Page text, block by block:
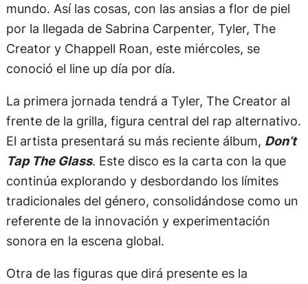
mundo. Así las cosas, con las ansias a flor de piel
por la llegada de Sabrina Carpenter, Tyler, The
Creator y Chappell Roan, este miércoles, se
conoció el line up día por día.
La primera jornada tendrá a Tyler, The Creator al
frente de la grilla, figura central del rap alternativo.
El artista presentará su más reciente álbum, Don’t
Tap The Glass. Este disco es la carta con la que
continúa explorando y desbordando los límites
tradicionales del género, consolidándose como un
referente de la innovación y experimentación
sonora en la escena global.
Otra de las figuras que dirá presente es la